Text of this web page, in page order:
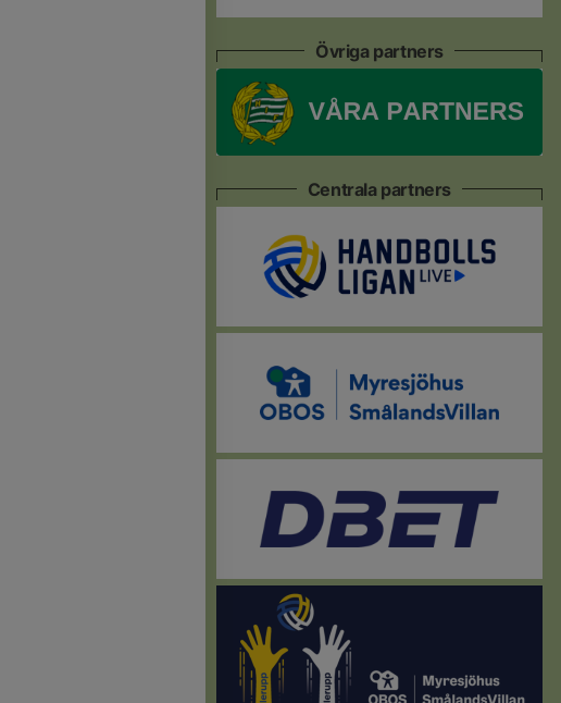
Övriga partners
Centrala partners